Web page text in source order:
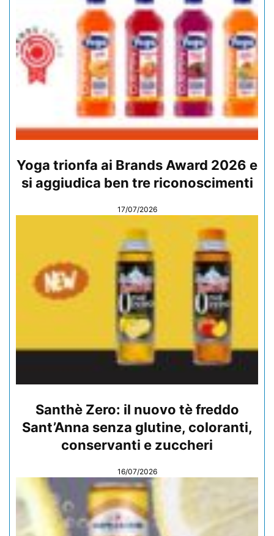
Yoga trionfa ai Brands Award 2026 e
si aggiudica ben tre riconoscimenti
17/07/2026
Santhè Zero: il nuovo tè freddo
Sant’Anna senza glutine, coloranti,
conservanti e zuccheri
16/07/2026